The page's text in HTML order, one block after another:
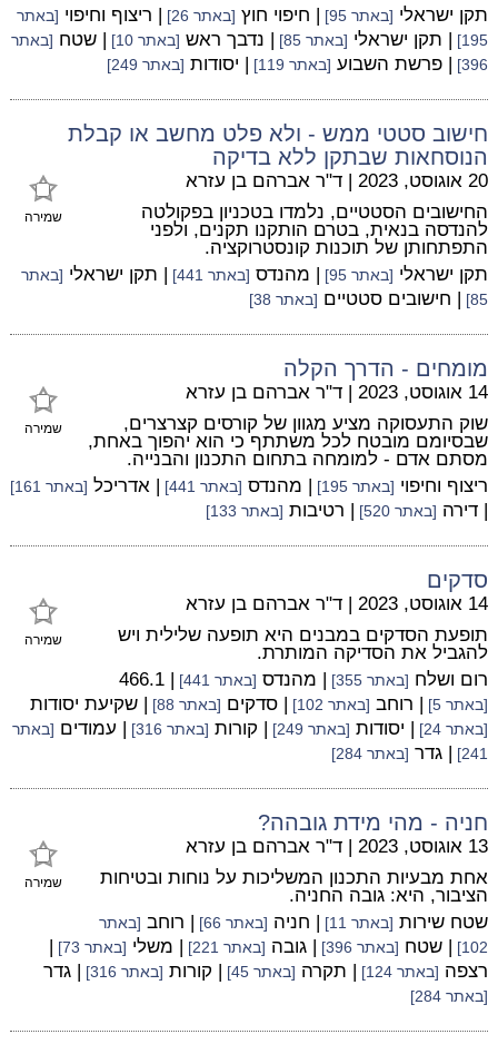
תקן ישראלי [באתר 95] | חיפוי חוץ [באתר 26] | ריצוף וחיפוי [באתר
195]
| תקן ישראלי [באתר 85] | נדבך ראש [באתר 10] | שטח [באתר
396]
| פרשת השבוע [באתר 119] | יסודות [באתר 249]
חישוב סטטי ממש - ולא פלט מחשב או קבלת
הנוסחאות שבתקן ללא בדיקה
שמירה
20 אוגוסט, 2023 | ד"ר אברהם בן עזרא
החישובים הסטטיים, נלמדו בטכניון בפקולטה
להנדסה בנאית, בטרם הותקנו תקנים, ולפני
התפתחותן של תוכנות קונסטרוקציה.
תקן ישראלי [באתר 95] | מהנדס [באתר 441] | תקן ישראלי [באתר
85]
| חישובים סטטיים [באתר 38]
מומחים - הדרך הקלה
שמירה
14 אוגוסט, 2023 | ד"ר אברהם בן עזרא
שוק התעסוקה מציע מגוון של קורסים קצרצרים,
שבסיומם מובטח לכל משתתף כי הוא יהפוך באחת,
מסתם אדם - למומחה בתחום התכנון והבנייה.
ריצוף וחיפוי [באתר 195] | מהנדס [באתר 441] | אדריכל [באתר 161]
| דירה [באתר 520] | רטיבות [באתר 133]
סדקים
שמירה
14 אוגוסט, 2023 | ד"ר אברהם בן עזרא
תופעת הסדקים במבנים היא תופעה שלילית ויש
להגביל את הסדיקה המותרת.
רום ושלח [באתר 355] | מהנדס [באתר 441] | 466.1
[באתר 5] | רוחב [באתר 102] | סדקים [באתר 88] | שקיעת יסודות
[באתר 24] | יסודות [באתר 249] | קורות [באתר 316] | עמודים [באתר
241]
| גדר [באתר 284]
חניה - מהי מידת גובהה?
שמירה
13 אוגוסט, 2023 | ד"ר אברהם בן עזרא
אחת מבעיות התכנון המשליכות על נוחות ובטיחות
הציבור, היא: גובה החניה.
שטח שירות [באתר 11] | חניה [באתר 66] | רוחב [באתר
102]
| שטח [באתר 396] | גובה [באתר 221] | משלי [באתר 73]
|
רצפה [באתר 124] | תקרה [באתר 45] | קורות [באתר 316] | גדר
[באתר 284]